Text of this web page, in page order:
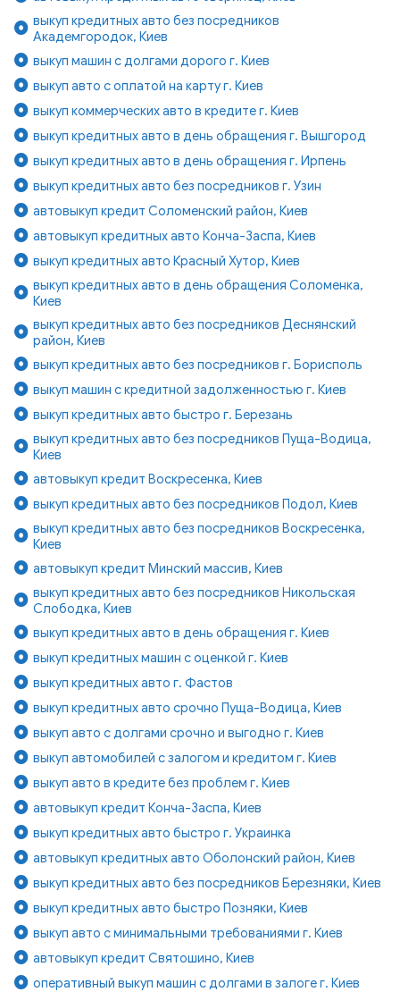
выкуп кредитных авто без посредников
Академгородок, Киев
выкуп машин с долгами дорого г. Киев
выкуп авто с оплатой на карту г. Киев
выкуп коммерческих авто в кредите г. Киев
выкуп кредитных авто в день обращения г. Вышгород
выкуп кредитных авто в день обращения г. Ирпень
выкуп кредитных авто без посредников г. Узин
автовыкуп кредит Соломенский район, Киев
автовыкуп кредитных авто Конча-Заспа, Киев
выкуп кредитных авто Красный Хутор, Киев
выкуп кредитных авто в день обращения Соломенка,
Киев
выкуп кредитных авто без посредников Деснянский
район, Киев
выкуп кредитных авто без посредников г. Борисполь
выкуп машин с кредитной задолженностью г. Киев
выкуп кредитных авто быстро г. Березань
выкуп кредитных авто без посредников Пуща-Водица,
Киев
автовыкуп кредит Воскресенка, Киев
выкуп кредитных авто без посредников Подол, Киев
выкуп кредитных авто без посредников Воскресенка,
Киев
автовыкуп кредит Минский массив, Киев
выкуп кредитных авто без посредников Никольская
Слободка, Киев
выкуп кредитных авто в день обращения г. Киев
выкуп кредитных машин с оценкой г. Киев
выкуп кредитных авто г. Фастов
выкуп кредитных авто срочно Пуща-Водица, Киев
выкуп авто с долгами срочно и выгодно г. Киев
выкуп автомобилей с залогом и кредитом г. Киев
выкуп авто в кредите без проблем г. Киев
автовыкуп кредит Конча-Заспа, Киев
выкуп кредитных авто быстро г. Украинка
автовыкуп кредитных авто Оболонский район, Киев
выкуп кредитных авто без посредников Березняки, Киев
выкуп кредитных авто быстро Позняки, Киев
выкуп авто с минимальными требованиями г. Киев
автовыкуп кредит Святошино, Киев
оперативный выкуп машин с долгами в залоге г. Киев